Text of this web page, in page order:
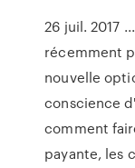
26 juil. 2017
récemment
nouvelle
conscience
comment
payante, les